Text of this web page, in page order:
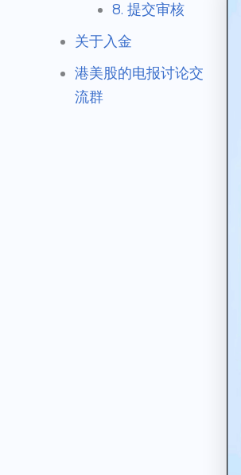
8. 提交审核
关于入金
港美股的电报讨论交
流群